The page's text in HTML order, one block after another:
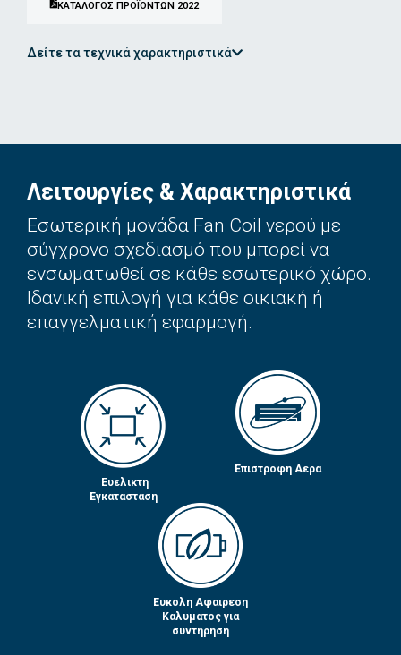
ΚΑΤΑΛΟΓΟΣ ΠΡΟΪΟΝΤΩΝ 2022
Δείτε τα τεχνικά χαρακτηριστικά
Λειτουργίες & Χαρακτηριστικά
Εσωτερική μονάδα Fan Coil νερού με
σύγχρονο σχεδιασμό που μπορεί να
ενσωματωθεί σε κάθε εσωτερικό χώρο.
Ιδανική επιλογή για κάθε οικιακή ή
επαγγελματική εφαρμογή.
Ευελικτη
Εγκατασταση
Επιστροφη Αερα
Ευκολη Αφαιρεση
Καλυματος για
συντηρηση